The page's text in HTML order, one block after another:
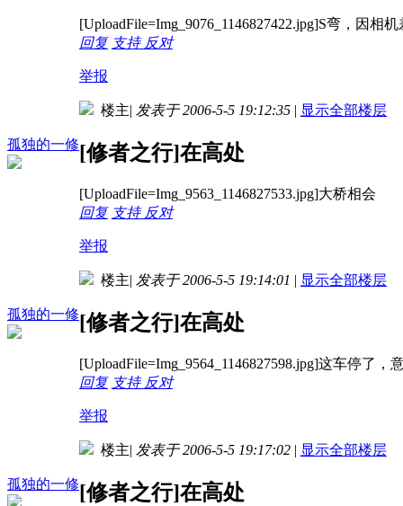
[UploadFile=Img_9076_1146827422.jpg]S弯，因相
回复 支持 反对
举报
孤独的一修
楼主| 发表于 2006-5-5 19:12:35 | 显示全部楼层
[修者之行]在高处
[UploadFile=Img_9563_1146827533.jpg]大桥相会
回复 支持 反对
举报
孤独的一修
楼主| 发表于 2006-5-5 19:14:01 | 显示全部楼层
[修者之行]在高处
[UploadFile=Img_9564_1146827598.jpg]这车停了，
回复 支持 反对
举报
孤独的一修
楼主| 发表于 2006-5-5 19:17:02 | 显示全部楼层
[修者之行]在高处